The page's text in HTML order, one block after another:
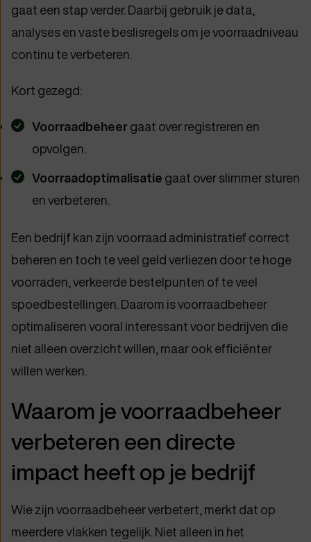
gaat een stap verder. Daarbij gebruik je data,
analyses en vaste beslisregels om je voorraadniveau
continu te verbeteren.
Kort gezegd:
Voorraadbeheergaat over registreren en
opvolgen.
Voorraadoptimalisatie gaat over slimmer sturen
en verbeteren.
Een bedrijf kan zijn voorraad administratief correct
beheren en toch te veel geld verliezen door te hoge
voorraden, verkeerde bestelpunten of te veel
spoedbestellingen. Daarom is voorraadbeheer
optimaliseren vooral interessant voor bedrijven die
niet alleen overzicht willen, maar ook efficiënter
willen werken.
Waarom je voorraadbeheer
verbeteren een directe
impact heeft op je bedrijf
Wie zijn voorraadbeheer verbetert, merkt dat op
meerdere vlakken tegelijk. Niet alleen in het